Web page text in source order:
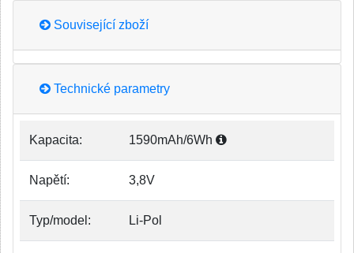
Související zboží
Technické parametry
Kapacita: 1590mAh/6Wh
Napětí: 3,8V
Typ/model: Li-Pol